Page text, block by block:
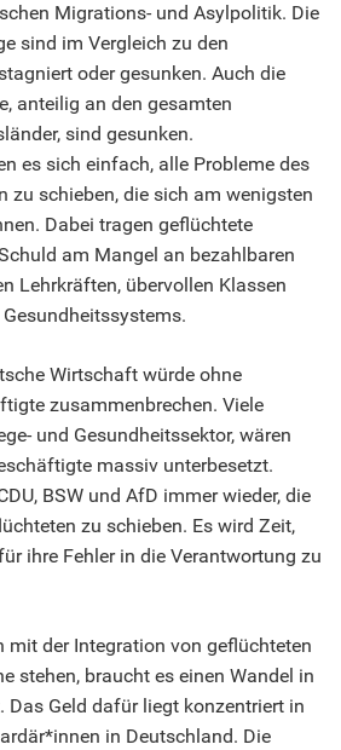
Migrations- und Asylpolitik. Die
sind im Vergleich zu den
oder gesunken. Auch die
anteilig an den gesamten
sind gesunken.
es sich einfach, alle Probleme des
zu schieben, die sich am wenigsten
Dabei tragen geflüchtete
am Mangel an bezahlbaren
Lehrkräften, übervollen Klassen
Wirtschaft würde ohne
zusammenbrechen. Viele
und Gesundheitssektor, wären
massiv unterbesetzt.
BSW und AfD immer wieder, die
zu schieben. Es wird Zeit,
ihre Fehler in die Verantwortung zu
mit der Integration von geflüchteten
stehen, braucht es einen Wandel in
Geld dafür liegt konzentriert in
in Deutschland. Die